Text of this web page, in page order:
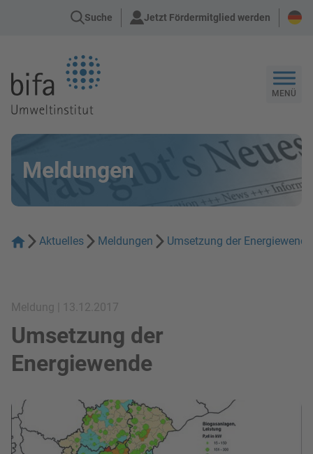
Suche Jetzt Fördermitglied werden
MENÜ
Meldungen
Aktuelles Meldungen Umsetzung der Energiewende
Meldung | 13.12.2017
Umsetzung der
Energiewende
Bild in Lightbox zeigen